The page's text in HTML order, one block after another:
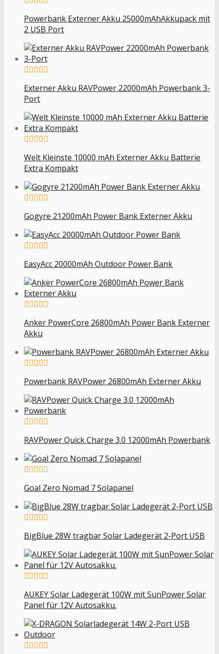
Powerbank Externer Akku 25000mAhAkkupack mit
2 USB Port
Externer Akku RAVPower 22000mAh Powerbank 3-
Port
Welt Kleinste 10000 mAh Externer Akku Batterie
Extra Kompakt
Gogyre 21200mAh Power Bank Externer Akku
EasyAcc 20000mAh Outdoor Power Bank
Anker PowerCore 26800mAh Power Bank Externer
Akku
Powerbank RAVPower 26800mAh Externer Akku
RAVPower Quick Charge 3.0 12000mAh Powerbank
Goal Zero Nomad 7 Solapanel
BigBlue 28W tragbar Solar Ladegerät 2-Port USB
AUKEY Solar Ladegerät 100W mit SunPower Solar
Panel für 12V Autosakku.